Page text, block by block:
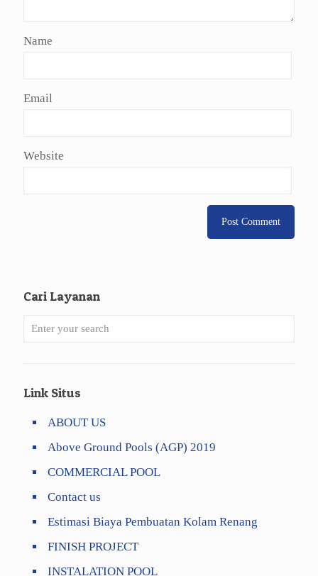
Name
Email
Website
Cari Layanan
Link Situs
ABOUT US
Above Ground Pools (AGP) 2019
COMMERCIAL POOL
Contact us
Estimasi Biaya Pembuatan Kolam Renang
FINISH PROJECT
INSTALATION POOL